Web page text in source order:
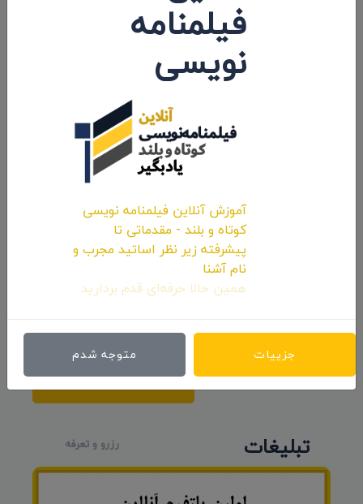
اولین کامنت و یا نظر را شما ثبت کنید.
ارسال نظر
تبلیغات رزرو و تعرفه
فیلمنامه
نویسی
آموزش آنلاین فیلمنامه نویسی
کوتاه و بلند - مقدماتی تا
پیشرفته زیر نظر اساتید مجرب و
نام آشنا
همین حالا حرفه‌ای قدم بردارید.
جزییات متوجه شدم